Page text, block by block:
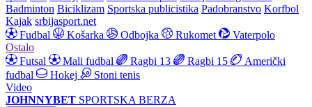
Badminton Biciklizam Sportska publicistika Padobranstvo Korfbol
Kajak srbijasport.net
Fudbal
Košarka Odbojka Rukomet
Vaterpolo
Ostalo
Futsal
Mali fudbal Ragbi 13 Ragbi 15
Američki
fudbal
Hokej
Stoni tenis
Video
JOHNNYBET SPORTSKA BERZA